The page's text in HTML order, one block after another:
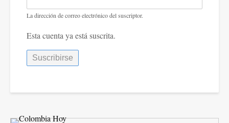
La dirección de correo electrónico del suscriptor.
Esta cuenta ya está suscrita.